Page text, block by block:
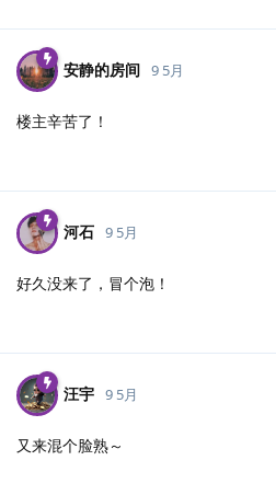
安静的房间 9 5月
楼主辛苦了！
河石 9 5月
好久没来了，冒个泡！
汪宇 9 5月
又来混个脸熟～